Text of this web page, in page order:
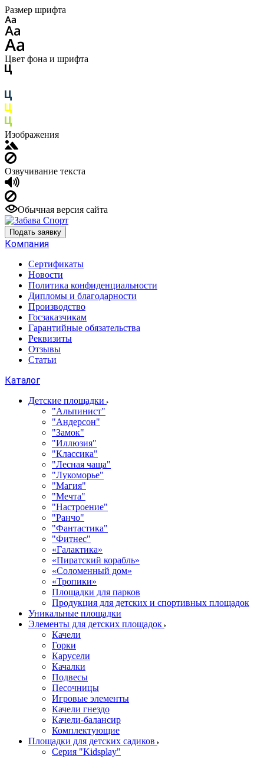
Размер шрифта
Цвет фона и шрифта
Изображения
Озвучивание текста
Обычная версия сайта
Подать заявку
Компания
Сертификаты
Новости
Политика конфиденциальности
Дипломы и благодарности
Производство
Госзаказчикам
Гарантийные обязательства
Реквизиты
Отзывы
Статьи
Каталог
Детские площадки
"Альпинист"
"Андерсон"
"Замок"
"Иллюзия"
"Классика"
"Лесная чаща"
"Лукоморье"
"Магия"
"Мечта"
"Настроение"
"Ранчо"
"Фантастика"
"Фитнес"
«Галактика»
«Пиратский корабль»
«Соломенный дом»
«Тропики»
Площадки для парков
Продукция для детских и спортивных площадок
Уникальные площадки
Элементы для детских площадок
Качели
Горки
Карусели
Качалки
Подвесы
Песочницы
Игровые элементы
Качели гнездо
Качели-балансир
Комплектующие
Площадки для детских садиков
Серия "Kidsplay"